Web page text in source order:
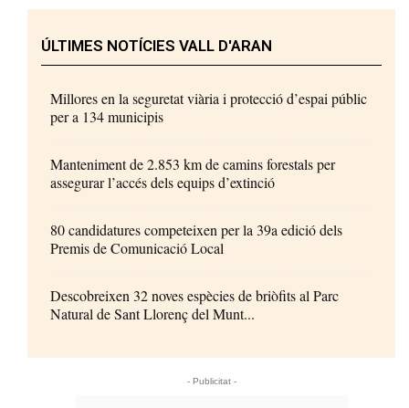
ÚLTIMES NOTÍCIES VALL D'ARAN
Millores en la seguretat viària i protecció d’espai públic
per a 134 municipis
Manteniment de 2.853 km de camins forestals per
assegurar l’accés dels equips d’extinció
80 candidatures competeixen per la 39a edició dels
Premis de Comunicació Local
Descobreixen 32 noves espècies de briòfits al Parc
Natural de Sant Llorenç del Munt...
- Publicitat -